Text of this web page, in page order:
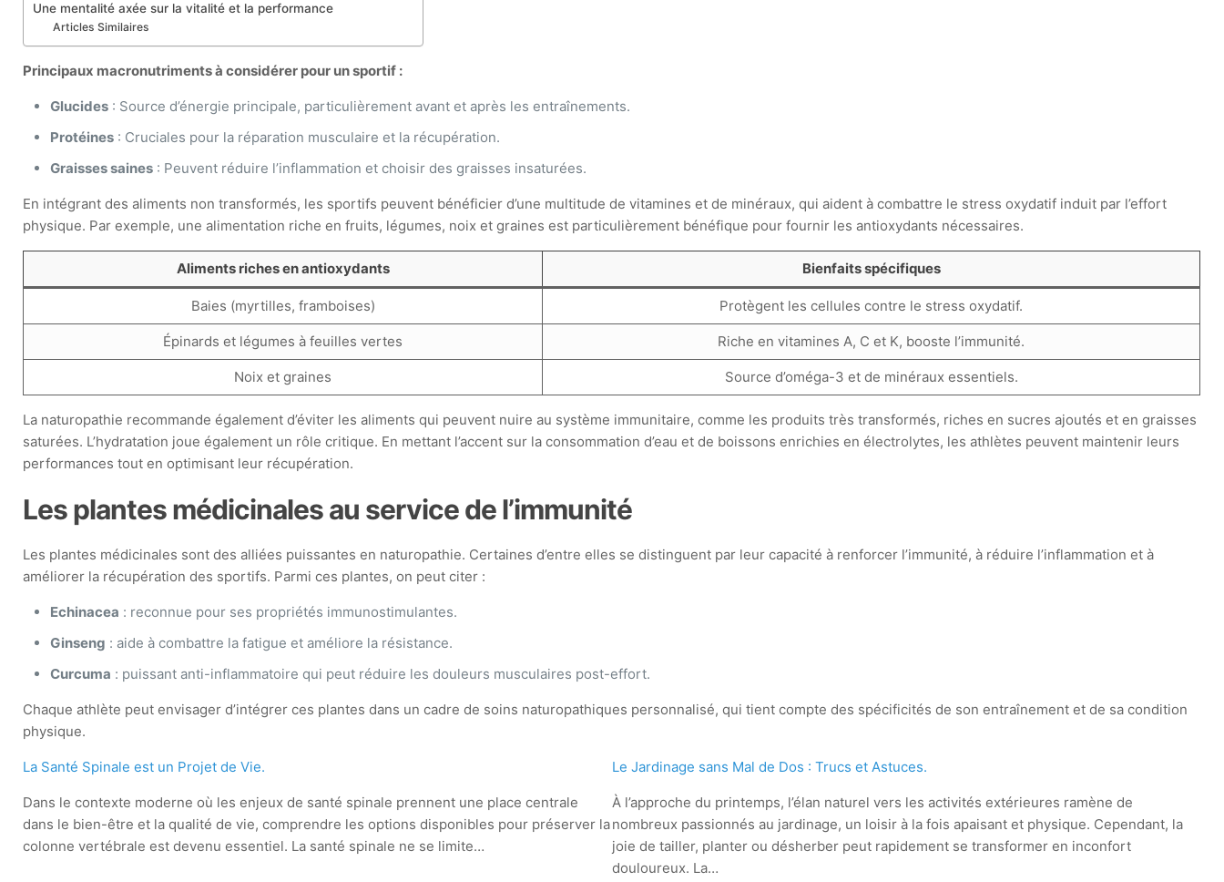
Une mentalité axée sur la vitalité et la performance
Articles Similaires
Principaux macronutriments à considérer pour un sportif :
Glucides : Source d’énergie principale, particulièrement avant et après les entraînements.
Protéines : Cruciales pour la réparation musculaire et la récupération.
Graisses saines : Peuvent réduire l’inflammation et choisir des graisses insaturées.
En intégrant des aliments non transformés, les sportifs peuvent bénéficier d’une multitude de vitamines et de minéraux, qui aident à combattre le stress oxydatif induit par l’effort
physique. Par exemple, une alimentation riche en fruits, légumes, noix et graines est particulièrement bénéfique pour fournir les antioxydants nécessaires.
Aliments riches en antioxydants Bienfaits spécifiques
Baies (myrtilles, framboises) Protègent les cellules contre le stress oxydatif.
Épinards et légumes à feuilles vertes Riche en vitamines A, C et K, booste l’immunité.
Noix et graines Source d’oméga-3 et de minéraux essentiels.
La naturopathie recommande également d’éviter les aliments qui peuvent nuire au système immunitaire, comme les produits très transformés, riches en sucres ajoutés et en graisses
saturées. L’hydratation joue également un rôle critique. En mettant l’accent sur la consommation d’eau et de boissons enrichies en électrolytes, les athlètes peuvent maintenir leurs
performances tout en optimisant leur récupération.
Les plantes médicinales au service de l’immunité
Les plantes médicinales sont des alliées puissantes en naturopathie. Certaines d’entre elles se distinguent par leur capacité à renforcer l’immunité, à réduire l’inflammation et à
améliorer la récupération des sportifs. Parmi ces plantes, on peut citer :
Echinacea : reconnue pour ses propriétés immunostimulantes.
Ginseng : aide à combattre la fatigue et améliore la résistance.
Curcuma : puissant anti-inflammatoire qui peut réduire les douleurs musculaires post-effort.
Chaque athlète peut envisager d’intégrer ces plantes dans un cadre de soins naturopathiques personnalisé, qui tient compte des spécificités de son entraînement et de sa condition
physique.
La Santé Spinale est un Projet de Vie.
Dans le contexte moderne où les enjeux de santé spinale prennent une place centrale
dans le bien-être et la qualité de vie, comprendre les options disponibles pour préserver la
colonne vertébrale est devenu essentiel. La santé spinale ne se limite…
Le Jardinage sans Mal de Dos : Trucs et Astuces.
À l’approche du printemps, l’élan naturel vers les activités extérieures ramène de
nombreux passionnés au jardinage, un loisir à la fois apaisant et physique. Cependant, la
joie de tailler, planter ou désherber peut rapidement se transformer en inconfort
douloureux. La…